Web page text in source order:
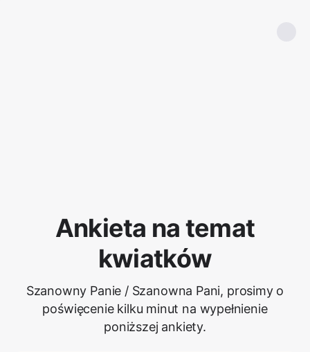
Ankieta na temat
kwiatków
Szanowny Panie / Szanowna Pani, prosimy o
poświęcenie kilku minut na wypełnienie
poniższej ankiety.